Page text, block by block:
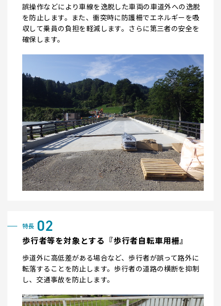
誤操作などにより車線を逸脱した車両の車道外への逸脱
を防止します。また、衝突時に防護柵でエネルギーを吸
収して乗員の負担を軽減します。さらに第三者の安全を
確保します。
歩行者等を対象とする『歩行者自転車用柵』
歩道外に高低差がある場合など、歩行者が誤って路外に
転落することを防止します。歩行者の道路の横断を抑制
し、交通事故を防止します。